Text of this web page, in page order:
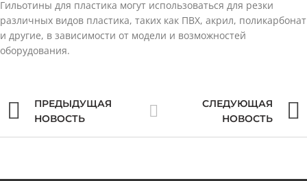
Гильотины для пластика могут использоваться для резки
различных видов пластика, таких как ПВХ, акрил, поликарбонат
и другие, в зависимости от модели и возможностей
оборудования.
ПРЕДЫДУЩАЯ
НОВОСТЬ
СЛЕДУЮЩАЯ
НОВОСТЬ